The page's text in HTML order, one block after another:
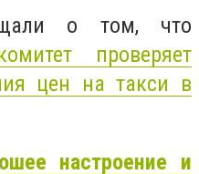
о том, что
проверяет
цен на такси в
настроение и